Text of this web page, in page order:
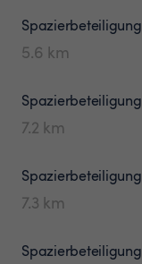
Spazierbeteiligung
5.6 km
Spazierbeteiligung
7.2 km
Spazierbeteiligung
7.3 km
Spazierbeteiligung